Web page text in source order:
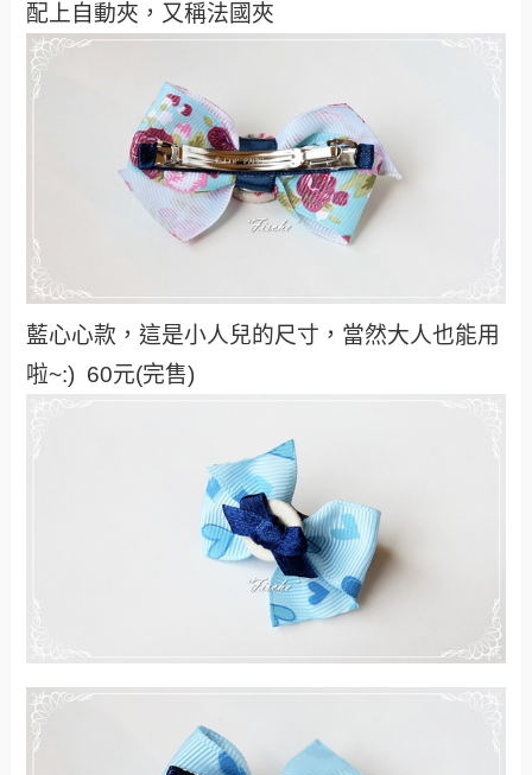
配上自動夾，又稱法國夾
藍心心款，這是小人兒的尺寸，當然大人也能用
啦~:) 60元(完售)